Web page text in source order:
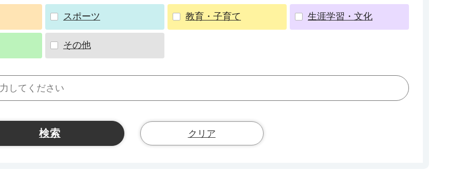
スポーツ 教育・子育て 生涯学習・文化
その他
クリア